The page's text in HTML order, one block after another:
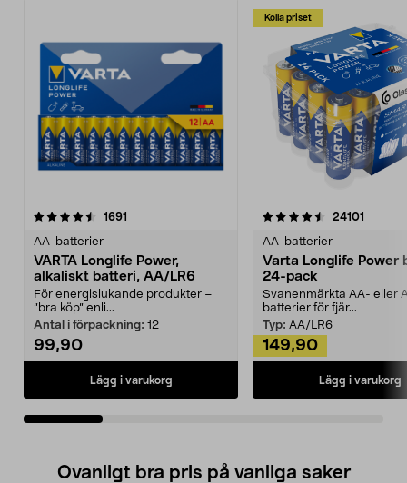
1691
AA-batterier
VARTA Longlife Power,
alkaliskt batteri, AA/LR6
För energislukande produkter –
”bra köp” enli...
Antal i förpackning: 12
99,90
Lägg i varukorg
Kolla priset
4.5av 5 stjärnor 24101
AA-batterier
Varta Longlife Power
24-pack
Svanenmärkta AA- eller
batterier för fjär...
Typ: AA/LR6
149,90
Lägg i varukorg
4.5av 5 stjärnor
Ovanligt bra pris på vanliga saker